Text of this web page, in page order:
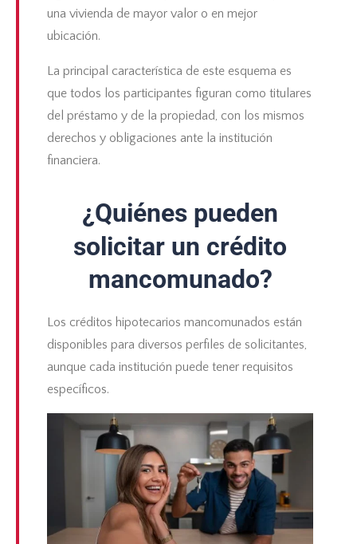
una vivienda de mayor valor o en mejor
ubicación.
La principal característica de este esquema es
que todos los participantes figuran como titulares
del préstamo y de la propiedad, con los mismos
derechos y obligaciones ante la institución
financiera.
¿Quiénes pueden
solicitar un crédito
mancomunado?
Los créditos hipotecarios mancomunados están
disponibles para diversos perfiles de solicitantes,
aunque cada institución puede tener requisitos
específicos.